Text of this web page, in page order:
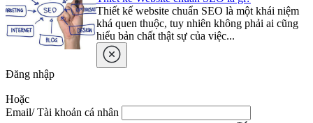
Thiết kế website chuẩn SEO là một khái niệm
khá quen thuộc, tuy nhiên không phải ai cũng
hiểu bản chất thật sự của việc...
Đăng nhập
Hoặc
Email/ Tài khoản cá nhân